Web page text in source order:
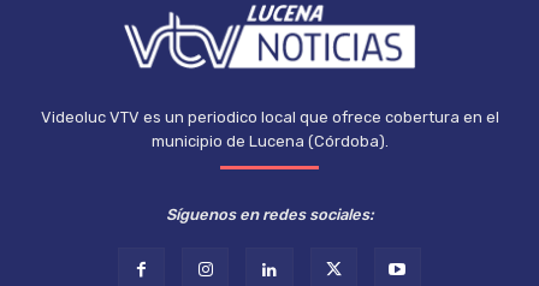
Videoluc VTV es un periodico local que ofrece cobertura en el
municipio de Lucena (Córdoba).
Síguenos en redes sociales: